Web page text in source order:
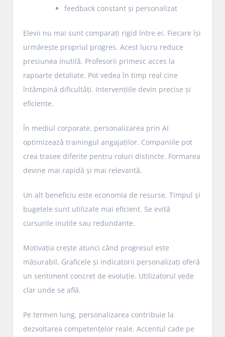
feedback constant și personalizat
Elevii nu mai sunt comparați rigid între ei. Fiecare își
urmărește propriul progres. Acest lucru reduce
presiunea inutilă. Profesorii primesc acces la
rapoarte detaliate. Pot vedea în timp real cine
întâmpină dificultăți. Intervențiile devin precise și
eficiente.
În mediul corporate, personalizarea prin AI
optimizează trainingul angajaților. Companiile pot
crea trasee diferite pentru roluri distincte. Formarea
devine mai rapidă și mai relevantă.
Un alt beneficiu este economia de resurse. Timpul și
bugetele sunt utilizate mai eficient. Se evită
cursurile inutile sau redundante.
Motivația crește atunci când progresul este
măsurabil. Graficele și indicatorii personalizați oferă
un sentiment concret de evoluție. Utilizatorul vede
clar unde se află.
Pe termen lung, personalizarea contribuie la
dezvoltarea competențelor reale. Accentul cade pe